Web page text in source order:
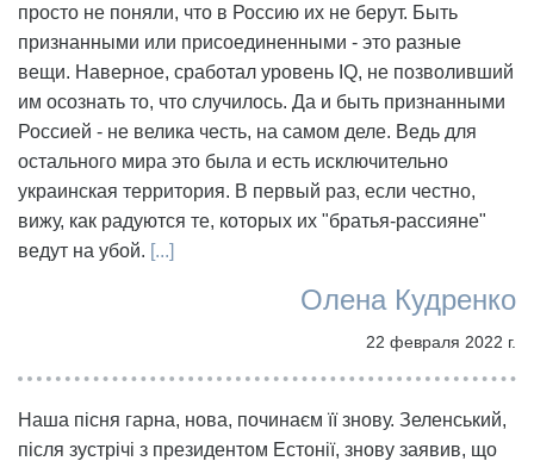
просто не поняли, что в Россию их не берут. Быть
признанными или присоединенными - это разные
вещи. Наверное, сработал уровень IQ, не позволивший
им осознать то, что случилось. Да и быть признанными
Россией - не велика честь, на самом деле. Ведь для
остального мира это была и есть исключительно
украинская территория. В первый раз, если честно,
вижу, как радуются те, которых их "братья-рассияне"
ведут на убой. [...]
Олена Кудренко
22 февраля 2022 г.
Наша пісня гарна, нова, починаєм її знову. Зеленський,
після зустрічі з президентом Естонії, знову заявив, що